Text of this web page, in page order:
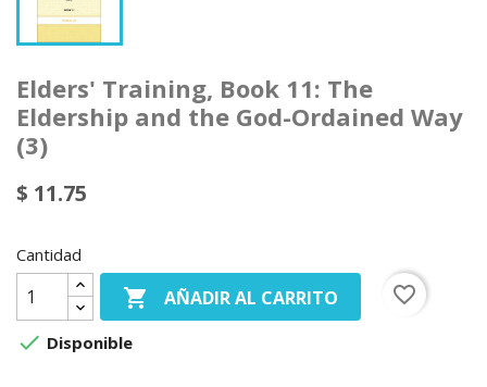
Elders' Training, Book 11: The
Eldership and the God-Ordained Way
(3)
$ 11.75
Cantidad
 AÑADIR AL CARRITO
favorite_border
 Disponible